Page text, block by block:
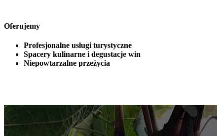
Oferujemy
Profesjonalne usługi turystyczne
Spacery kulinarne i degustacje win
Niepowtarzalne przeżycia